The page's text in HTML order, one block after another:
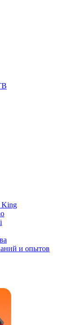
King
и опытов